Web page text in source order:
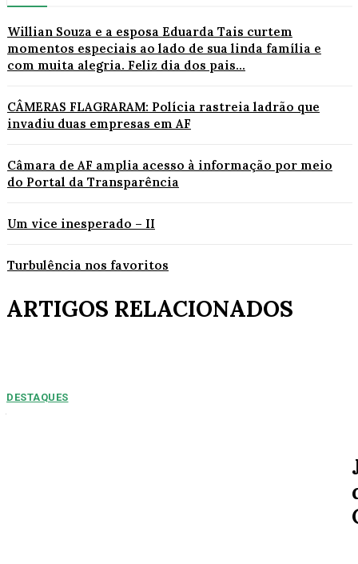
Willian Souza e a esposa Eduarda Tais curtem
momentos especiais ao lado de sua linda família e
com muita alegria. Feliz dia dos pais...
CÂMERAS FLAGRARAM: Polícia rastreia ladrão que
invadiu duas empresas em AF
Câmara de AF amplia acesso à informação por meio
do Portal da Transparência
Um vice inesperado – II
Turbulência nos favoritos
ARTIGOS RELACIONADOS
DESTAQUES